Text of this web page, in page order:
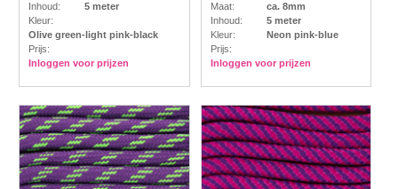
Inhoud:
5 meter
Kleur:
Olive green-light pink-black
Prijs:
Inloggen voor prijzen
Maat:
ca. 8mm
Inhoud:
5 meter
Kleur:
Neon pink-blue
Prijs:
Inloggen voor prijzen